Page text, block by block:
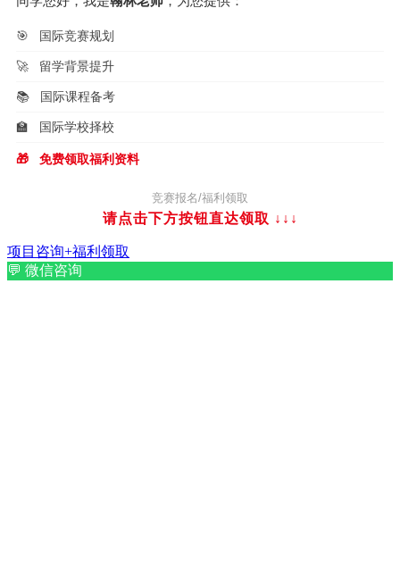
🎯 国际竞赛规划
🚀 留学背景提升
📚 国际课程备考
🏫 国际学校择校
🎁 免费领取福利资料
竞赛报名/福利领取
请点击下方按钮直达领取 ↓↓↓
项目咨询+福利领取
💬 微信咨询